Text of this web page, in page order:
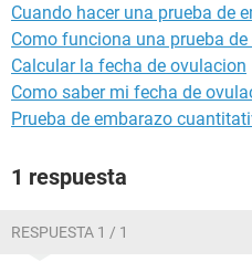
Cuando hacer una prueba de
Como funciona una prueba
Calcular la fecha de ovulacion
Como saber mi fecha de
Prueba de embarazo
1 respuesta
RESPUESTA 1 / 1